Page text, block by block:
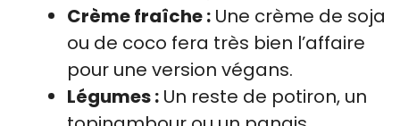
Crème fraîche : Une crème de soja
ou de coco fera très bien l’affaire
pour une version végans.
Légumes : Un reste de potiron, un